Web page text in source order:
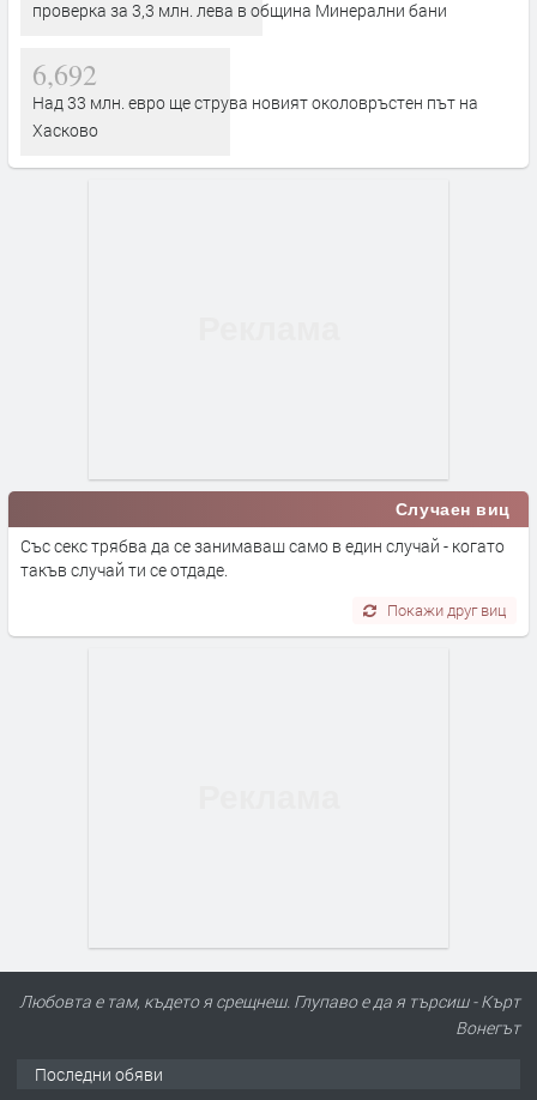
проверка за 3,3 млн. лева в община Минерални бани
6,692
Над 33 млн. евро ще струва новият околовръстен път на
Хасково
Случаен виц
Със секс трябва да се занимаваш само в един случай - когато
такъв случай ти се отдаде.
Покажи друг виц
Любовта е там, където я срещнеш. Глупаво е да я търсиш - Кърт
Вонегът
Последни обяви